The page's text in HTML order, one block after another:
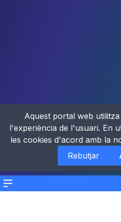
Menu
Aquest portal web
l'experiència de l'usuari. En
les cookies d'acord amb la
Rebutjar